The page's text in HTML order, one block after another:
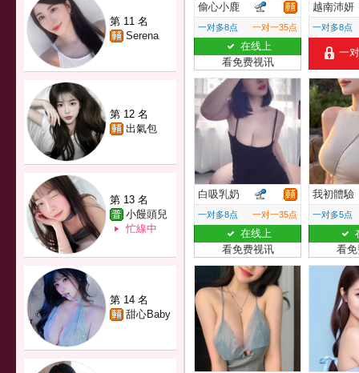
第 11 名
Serena
第 12 名
出氣包
第 13 名
小饅頭兒
忙線中
第 14 名
甜心Baby
偷心小鹿
一对多8点 一对一35点
在线上
看免费视讯
越南沛妍
一对多8点
一
白吸乳奶
一对多8点 一对一35点
在线上
看免费视讯
我初體驗
一对多5点
看